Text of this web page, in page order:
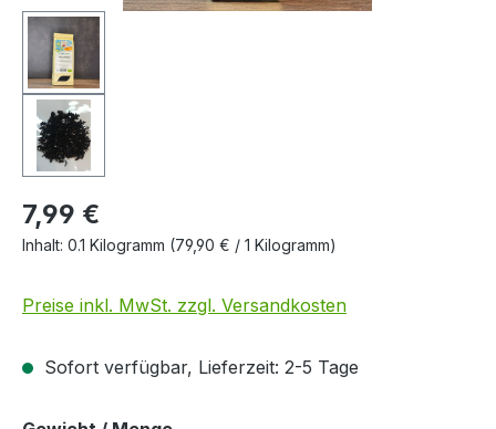
7,99 €
Inhalt: 0.1 Kilogramm (79,90 € / 1 Kilogramm)
Preise inkl. MwSt. zzgl. Versandkosten
Sofort verfügbar, Lieferzeit: 2-5 Tage